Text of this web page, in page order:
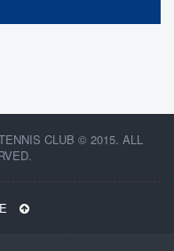
CLUB © 2015. ALL